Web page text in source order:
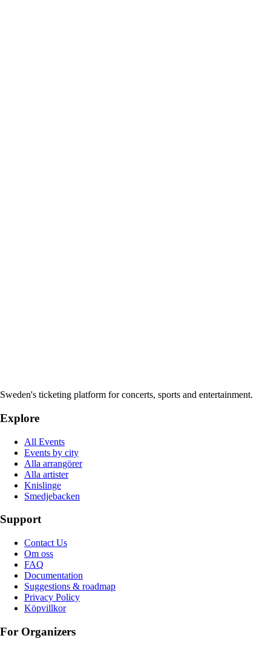
Sweden's ticketing platform for concerts, sports and entertainment.
Explore
All Events
Events by city
Alla arrangörer
Alla artister
Knislinge
Smedjebacken
Support
Contact Us
Om oss
FAQ
Documentation
Suggestions & roadmap
Privacy Policy
Köpvillkor
For Organizers